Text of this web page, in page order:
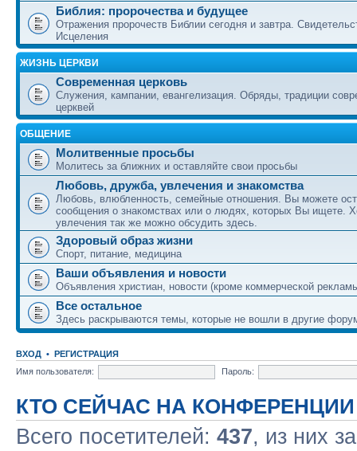
Библия: пророчества и будущее
Отражения пророчеств Библии сегодня и завтра.
Исцеления
ЖИЗНЬ ЦЕРКВИ
Современная церковь
Служения, кампании, евангелизация. Обряды, традиции
церквей
ОБЩЕНИЕ
Молитвенные просьбы
Молитесь за ближних и оставляйте свои просьбы
Любовь, дружба, увлечения и знакомства
Любовь, влюбленность, семейные отношения. Вы можете
сообщения о знакомствах или о людях, которых Вы ищете.
увлечения так же можно обсудить здесь.
Здоровый образ жизни
Спорт, питание, медицина
Ваши объявления и новости
Объявления христиан, новости (кроме коммерческой
Все остальное
Здесь раскрываются темы, которые не вошли в другие
ВХОД • РЕГИСТРАЦИЯ
Имя пользователя:
Пароль:
КТО СЕЙЧАС НА КОНФЕРЕНЦИИ
Всего посетителей: 437, из них